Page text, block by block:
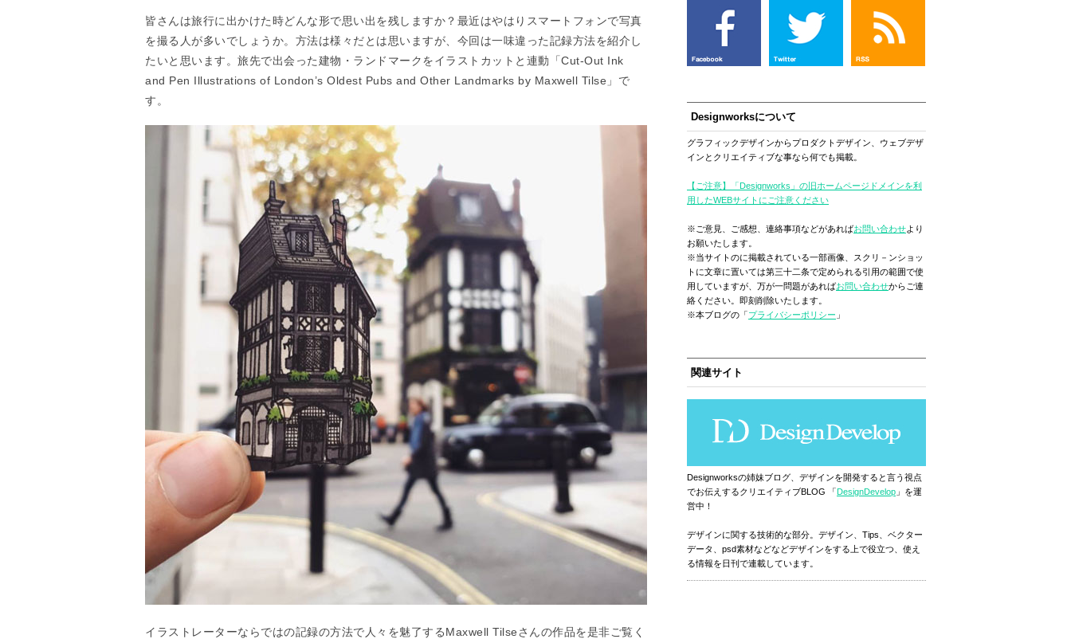
皆さんは旅行に出かけた時どんな形で思い出を残しますか？最近はやはりスマートフォンで写真
を撮る人が多いでしょうか。方法は様々だとは思いますが、今回は一味違った記録方法を紹介し
たいと思います。旅先で出会った建物・ランドマークをイラストカットと連動「Cut-Out Ink
and Pen Illustrations of London’s Oldest Pubs and Other Landmarks by Maxwell Tilse」で
す。
イラストレーターならではの記録の方法で人々を魅了するMaxwell Tilseさんの作品を是非ご覧く
Designworksについて
グラフィックデザインからプロダクトデザイン、ウェブデザ
インとクリエイティブな事なら何でも掲載。
【ご注意】「Designworks」の旧ホームページドメインを利
用したWEBサイトにご注意ください
※ご意見、ご感想、連絡事項などがあればお問い合わせより
お願いたします。
※当サイトのに掲載されている一部画像、スクリ－ンショッ
トに文章に置いては第三十二条で定められる引用の範囲で使
用していますが、万が一問題があればお問い合わせからご連
絡ください。即刻削除いたします。
※本ブログの「プライバシーポリシー 」
関連サイト
Designworksの姉妹ブログ、デザインを開発すると言う視点
でお伝えするクリエイティブBLOG 「DesignDevelop 」を運
営中！
デザインに関する技術的な部分。デザイン、Tips、ベクター
データ、psd素材などなどデザインをする上で役立つ、使え
る情報を日刊で連載しています。